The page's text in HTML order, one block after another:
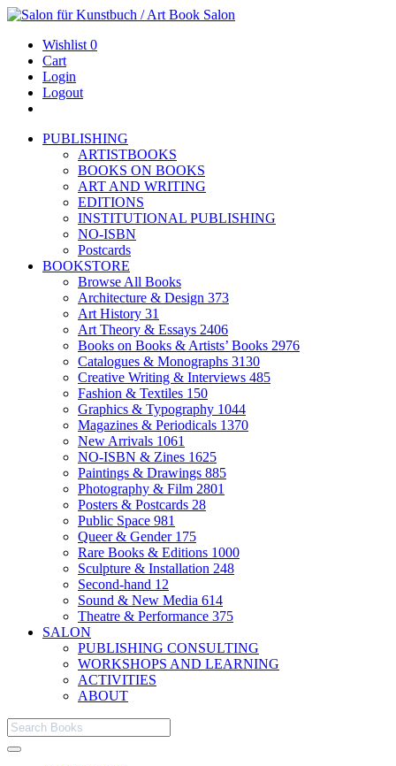
Wishlist 0
Cart
Login
Logout
PUBLISHING
ARTISTBOOKS
BOOKS ON BOOKS
ART AND WRITING
EDITIONS
INSTITUTIONAL PUBLISHING
NO-ISBN
Postcards
BOOKSTORE
Browse All Books
Architecture & Design 373
Art History 31
Art Theory & Essays 2406
Books on Books & Artists’ Books 2976
Catalogues & Monographs 3130
Creative Writing & Interviews 485
Fashion & Textiles 150
Graphics & Typography 1044
Magazines & Periodicals 1370
New Arrivals 1061
NO-ISBN & Zines 1625
Paintings & Drawings 885
Photography & Film 2801
Posters & Postcards 28
Public Space 981
Queer & Gender 175
Rare Books & Editions 1000
Sculpture & Installation 248
Second-hand 12
Sound & New Media 614
Theatre & Performance 375
SALON
PUBLISHING CONSULTING
WORKSHOPS AND LEARNING
ACTIVITIES
ABOUT